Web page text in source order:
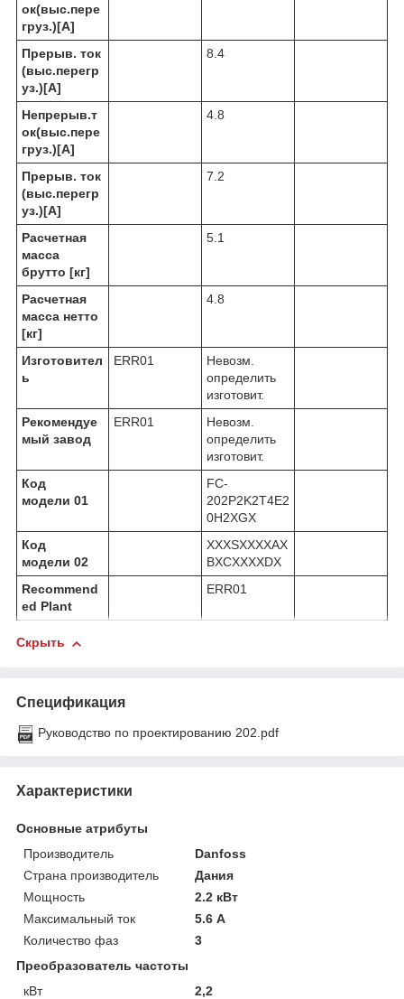
ок(выс.пере
груз.)[A]
Прерыв. ток
(выс.перегр
уз.)[A]
8.4
Непрерыв.т
ок(выс.пере
груз.)[A]
4.8
Прерыв. ток
(выс.перегр
уз.)[A]
7.2
Расчетная
масса
брутто [кг]
5.1
Расчетная
масса нетто
[кг]
4.8
Изготовител
ь
ERR01
Невозм.
определить
изготовит.
Рекомендуе
мый завод
ERR01
Невозм.
определить
изготовит.
Код
модели 01
FC-
202P2K2T4E2
0H2XGX
Код
модели 02
XXXSXXXXAX
BXCXXXXDX
Recommend
ed Plant
ERR01
Скрыть
Спецификация
Руководство по проектированию 202.pdf
Характеристики
Основные атрибуты
Производитель
Danfoss
Страна производитель
Дания
Мощность
2.2 кВт
Максимальный ток
5.6 А
Количество фаз
3
Преобразователь частоты
кВт
2,2